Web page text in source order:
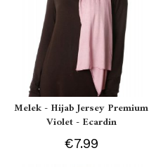
Melek - Hijab Jersey Premium
Violet - Ecardin
€7.99